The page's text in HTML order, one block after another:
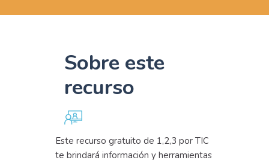
Sobre este
recurso
Este recurso gratuito de 1,2,3 por TIC
te brindará información y herramientas